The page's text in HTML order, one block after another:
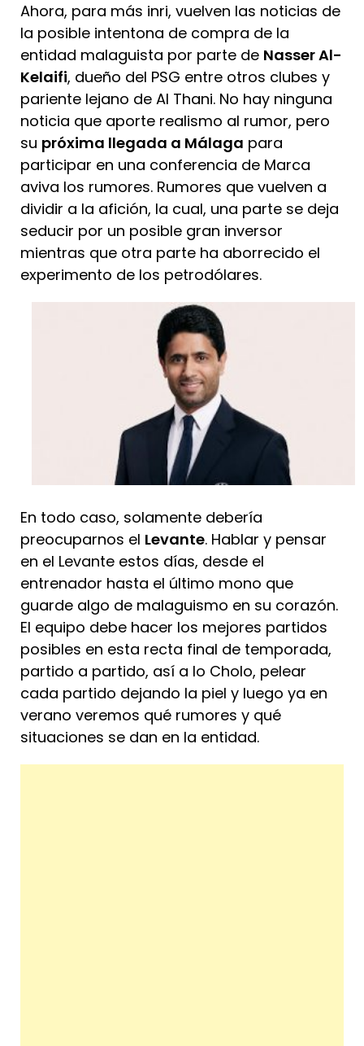
Ahora, para más inri, vuelven las noticias de
la posible intentona de compra de la
entidad malaguista por parte de Nasser Al-
Kelaifi, dueño del PSG entre otros clubes y
pariente lejano de Al Thani. No hay ninguna
noticia que aporte realismo al rumor, pero
su próxima llegada a Málaga para
participar en una conferencia de Marca
aviva los rumores. Rumores que vuelven a
dividir a la afición, la cual, una parte se deja
seducir por un posible gran inversor
mientras que otra parte ha aborrecido el
experimento de los petrodólares.
En todo caso, solamente debería
preocuparnos el Levante. Hablar y pensar
en el Levante estos días, desde el
entrenador hasta el último mono que
guarde algo de malaguismo en su corazón.
El equipo debe hacer los mejores partidos
posibles en esta recta final de temporada,
partido a partido, así a lo Cholo, pelear
cada partido dejando la piel y luego ya en
verano veremos qué rumores y qué
situaciones se dan en la entidad.